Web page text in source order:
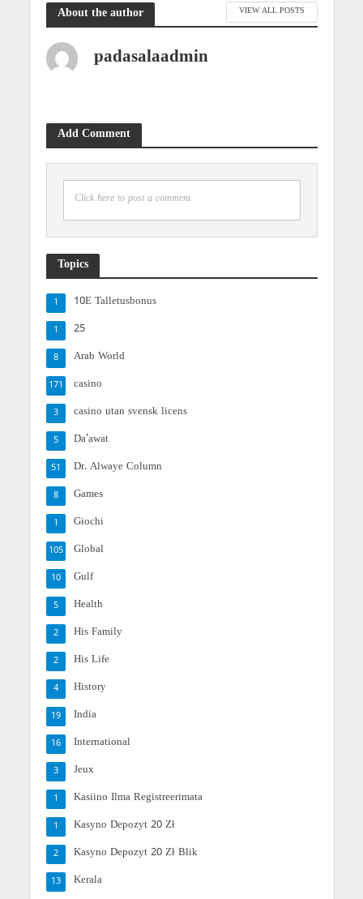
About the author VIEW ALL POSTS
padasalaadmin
Add Comment
Click here to post a comment
Topics
10E Talletusbonus
1
25
1
Arab World
8
casino
171
casino utan svensk licens
3
Da'awat
5
Dr. Alwaye Column
51
Games
8
Giochi
1
Global
105
Gulf
10
Health
5
His Family
2
His Life
2
History
4
India
19
International
16
Jeux
3
Kasiino Ilma Registreerimata
1
Kasyno Depozyt 20 Zł
1
Kasyno Depozyt 20 Zł Blik
2
Kerala
13